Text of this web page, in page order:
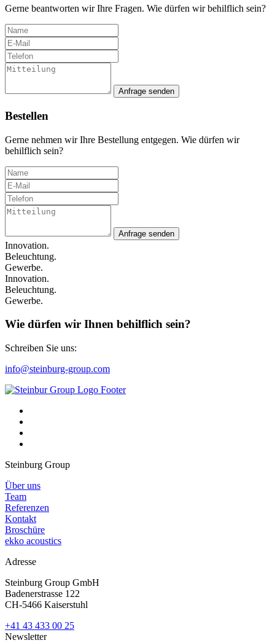
Gerne beantworten wir Ihre Fragen. Wie dürfen wir behilflich sein?
Anfrage senden
Bestellen
Gerne nehmen wir Ihre Bestellung entgegen. Wie dürfen wir
behilflich sein?
Anfrage senden
Innovation.
Beleuchtung.
Gewerbe.
Innovation.
Beleuchtung.
Gewerbe.
Wie dürfen wir Ihnen behilflich sein?
Schreiben Sie uns:
info@steinburg-group.com
Steinburg Group
Über uns
Team
Referenzen
Kontakt
Broschüre
ekko acoustics
Adresse
Steinburg Group GmbH
Badenerstrasse 122
CH-5466 Kaiserstuhl
+41 43 433 00 25
Newsletter